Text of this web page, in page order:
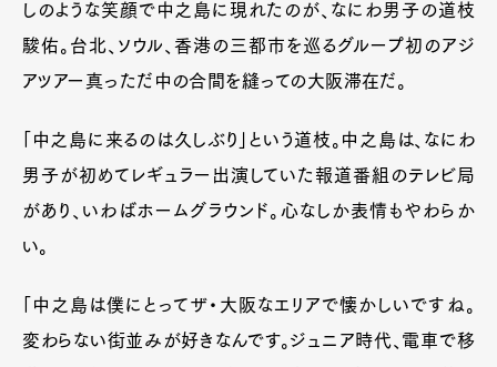
しのような笑顔で中之島に現れたのが、なにわ男子の道枝
駿佑。台北、ソウル、香港の三都市を巡るグループ初のアジ
アツアー真っただ中の合間を縫っての大阪滞在だ。
「中之島に来るのは久しぶり」という道枝。中之島は、なにわ
男子が初めてレギュラー出演していた報道番組のテレビ局
があり、いわばホームグラウンド。心なしか表情もやわらか
い。
「中之島は僕にとってザ・大阪なエリアで懐かしいですね。
変わらない街並みが好きなんです。ジュニア時代、電車で移